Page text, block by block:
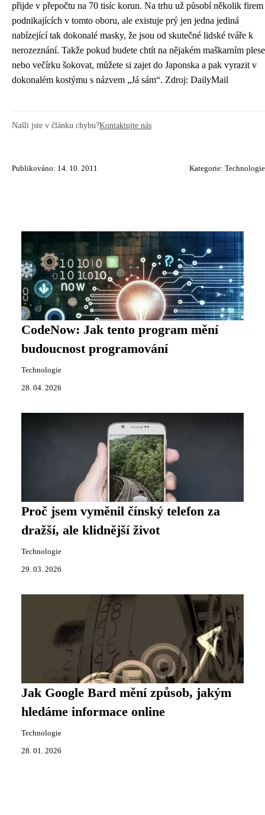
přijde v přepočtu na 70 tisíc korun. Na trhu už působí několik firem
podnikajících v tomto oboru, ale existuje prý jen jedna jediná
nabízející tak dokonalé masky, že jsou od skutečné lidské tváře k
nerozeznání. Takže pokud budete chtít na nějakém maškarním plese
nebo večírku šokovat, můžete si zajet do Japonska a pak vyrazit v
dokonalém kostýmu s názvem „Já sám“. Zdroj: DailyMail
Našli jste v článku chybu?Kontaktujte nás
Publikováno: 14. 10. 2011 Kategorie: Technologie
CodeNow: Jak tento program mění
budoucnost programování
Technologie
28. 04. 2026
Proč jsem vyměnil čínský telefon za
dražší, ale klidnější život
Technologie
29. 03. 2026
Jak Google Bard mění způsob, jakým
hledáme informace online
Technologie
28. 01. 2026